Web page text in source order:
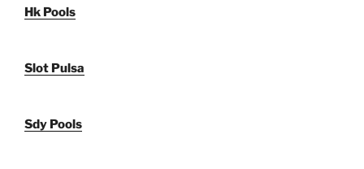
Hk Pools
Slot Pulsa
Sdy Pools